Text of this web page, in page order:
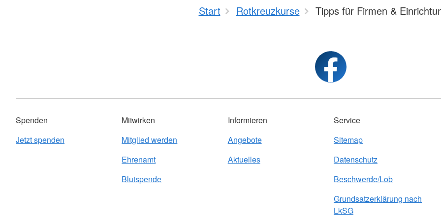
Start Rotkreuzkurse Tipps für Firmen &
Spenden
Jetzt spenden
Mitwirken
Mitglied werden
Ehrenamt
Blutspende
Informieren
Angebote
Aktuelles
Service
Sitemap
Datenschutz
Beschwerde/Lob
Grundsatzerklärung nach
LkSG